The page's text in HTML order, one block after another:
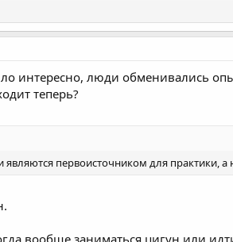
интересно, люди обменивались
теперь?
первоисточником для практики,
вообще заниматься цигун или